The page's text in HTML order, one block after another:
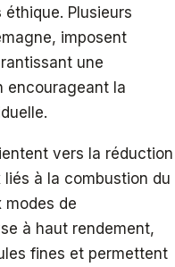
éthique. Plusieurs
imposent
une
encourageant la
vers la réduction
à la combustion du
modes de
à haut rendement,
fines et permettent